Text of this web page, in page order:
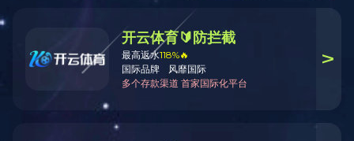
总部地址：广州番禺大道北555号节能科技园总部中
心23号楼12层
生产基地：广东韶关新丰马头镇工业园
销售手机（微信同号）：18620928882
销售专线：（020）23889586（020）23889608
总机：（020）23889552